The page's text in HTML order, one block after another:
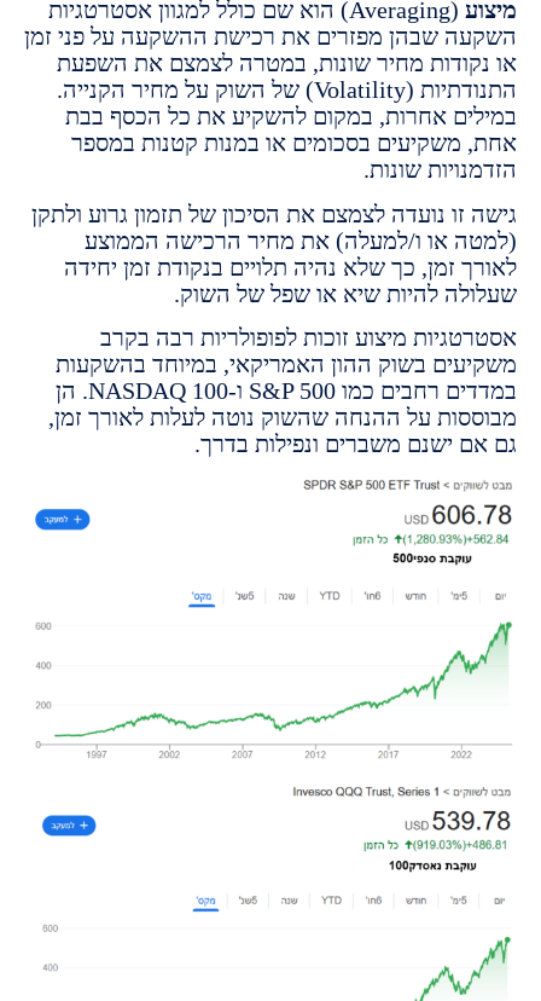
(Averaging) הוא שם כולל למגוון אסטרטגיות
שבהן מפזרים את רכישת ההשקעה על פני זמן
מחיר שונות, במטרה לצמצם את השפעת
התנודתיות (Volatility) של השוק על מחיר הקנייה.
אחרות, במקום להשקיע את כל הכסף בבת
בסכומים או במנות קטנות במספר
שונות.
נועדה לצמצם את הסיכון של תזמון גרוע ולתקן
או ו/למעלה) את מחיר הרכישה הממוצע
זמן, כך שלא נהיה תלויים בנקודת זמן יחידה
להיות שיא או שפל של השוק.
מיצוע זוכות לפופולריות רבה בקרב
בשוק ההון האמריקאי, במיוחד בהשקעות
במדדים רחבים כמו S&P 500 ו-NASDAQ 100. הן
על ההנחה שהשוק נוטה לעלות לאורך זמן,
ישנם משברים ונפילות בדרך.